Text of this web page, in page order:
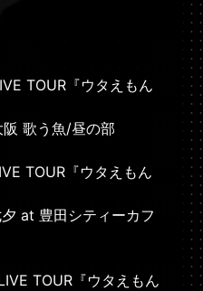
TOUR『ウタえもん
歌う魚/昼の部
TOUR『ウタえもん
at 豊田シティーカフ
TOUR『ウタえもん